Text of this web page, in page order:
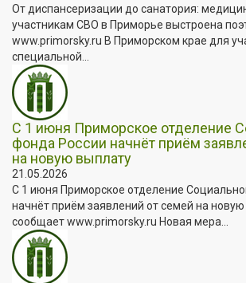
От диспансеризации до санатория:
участникам СВО в Приморье выстроена
www.primorsky.ru В Приморском крае для
специальной...
С 1 июня Приморское отделение
фонда России начнёт приём
на новую выплату
21.05.2026
С 1 июня Приморское отделение
начнёт приём заявлений от семей на
сообщает www.primorsky.ru Новая мера...